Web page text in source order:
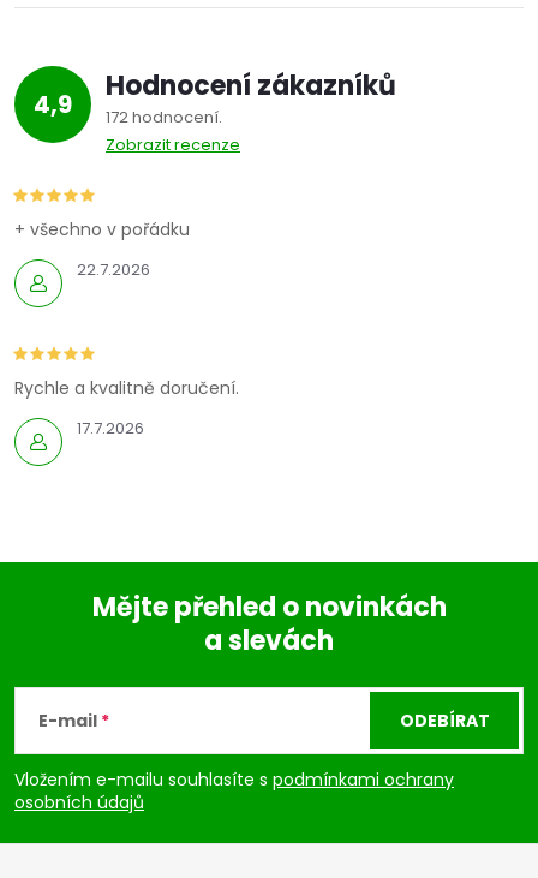
4,9 Hodnocení zákazníků
172 hodnocení
Zobrazit recenze
22.7.2026
+ všechno v pořádku
17.7.2026
Rychle a kvalitně doručení.
p
a
Mějte přehled o novinkách
a slevách
E-mail
Vložením e-mailu souhlasíte s podmínkami ochrany
osobních údajů
ODEBÍRAT